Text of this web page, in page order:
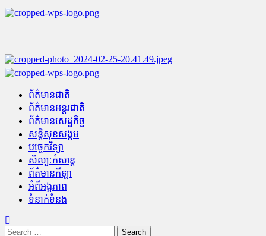
Skip
to
Primary
ព័ត៌មានជាតិ
ព័ត៌មានអន្តរជាតិ
ព័ត៌មានសេដ្ឋកិច្ច
សន្តិសុខសង្គម
បច្ចេកវិទ្យា
សិល្បៈកំសាន្ត
ព័ត៌មានកីឡា
អំពីអង្គភាព
ទំនាក់ទំនង
Search